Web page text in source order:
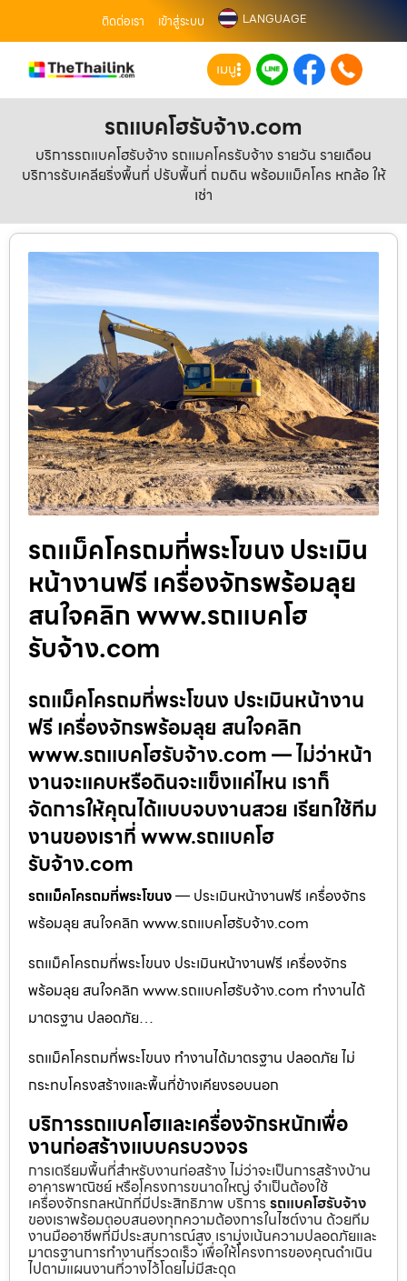
ติดต่อเรา เข้าสู่ระบบ LANGUAGE
เมนู
รถแบคโฮรับจ้าง.com
บริการรถแบคโฮรับจ้าง รถแมคโครรับจ้าง รายวัน รายเดือน
บริการรับเคลียริ่งพื้นที่ ปรับพื้นที่ ถมดิน พร้อมแม็คโคร หกล้อ ให้
เช่า
รถแม็คโครถมที่พระโขนง ประเมิน
หน้างานฟรี เครื่องจักรพร้อมลุย
สนใจคลิก www.รถแบคโฮ
รับจ้าง.com
รถแม็คโครถมที่พระโขนง ประเมินหน้างาน
ฟรี เครื่องจักรพร้อมลุย สนใจคลิก
www.รถแบคโฮรับจ้าง.com — ไม่ว่าหน้า
งานจะแคบหรือดินจะแข็งแค่ไหน เราก็
จัดการให้คุณได้แบบจบงานสวย เรียกใช้ทีม
งานของเราที่ www.รถแบคโฮ
รับจ้าง.com
รถแม็คโครถมที่พระโขนง— ประเมินหน้างานฟรี เครื่องจักร
พร้อมลุย สนใจคลิก www.รถแบคโฮรับจ้าง.com
รถแม็คโครถมที่พระโขนง ประเมินหน้างานฟรี เครื่องจักร
พร้อมลุย สนใจคลิก www.รถแบคโฮรับจ้าง.com ทำงานได้
มาตรฐาน ปลอดภัย…
รถแม็คโครถมที่พระโขนง ทำงานได้มาตรฐาน ปลอดภัย ไม่
กระทบโครงสร้างและพื้นที่ข้างเคียงรอบนอก
บริการรถแบคโฮและเครื่องจักรหนักเพื่อ
งานก่อสร้างแบบครบวงจร
การเตรียมพื้นที่สำหรับงานก่อสร้าง ไม่ว่าจะเป็นการสร้างบ้าน
อาคารพาณิชย์ หรือโครงการขนาดใหญ่ จำเป็นต้องใช้
เครื่องจักรกลหนักที่มีประสิทธิภาพ บริการ รถแบคโฮรับจ้าง
ของเราพร้อมตอบสนองทุกความต้องการในไซต์งาน ด้วยทีม
งานมืออาชีพที่มีประสบการณ์สูง เรามุ่งเน้นความปลอดภัยและ
มาตรฐานการทำงานที่รวดเร็ว เพื่อให้โครงการของคุณดำเนิน
ไปตามแผนงานที่วางไว้โดยไม่มีสะดุด